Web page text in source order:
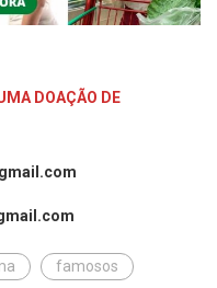
DOAÇÃO DE
famosos